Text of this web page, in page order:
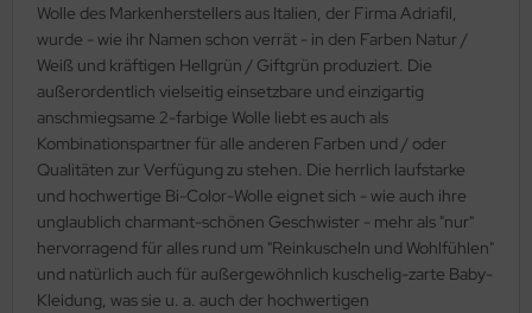
Wolle des Markenherstellers aus Italien, der Firma Adriafil,
wurde - wie ihr Namen schon verrät - in den Farben Natur /
Weiß und kräftigen Hellgrün / Giftgrün produziert. Die
außerordentlich vielseitig einsetzbare und einzigartig
anschmiegsame 2-farbige Wolle liebt es auch als
Kombinationspartner für alle anderen Farben und / oder
Qualitäten zur Verfügung zu stehen. Die herrlich laufstarke
und hochwertige Bi-Color-Wolle eignet sich - wie auch ihre
unglaublich charmant-schönen Geschwister - mehr als "nur"
hervorragend für alles rund um "Reinkuscheln und Wohlfühlen"
und natürlich auch für außergewöhnlich kuschelig-zarte Baby-
Kleidung, was sie u. a. auch der hochwertigen